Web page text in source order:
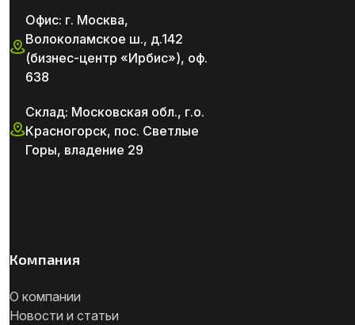
Офис: г. Москва,
Волоколамское ш., д.142
(бизнес-центр «Ирбис»), оф.
638
Склад: Московская обл., г.о.
Красногорск, пос. Светлые
Горы, владение 29
Компания
О компании
Новости и статьи